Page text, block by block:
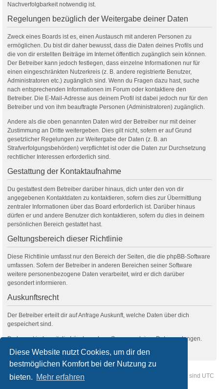
Diese Website nutzt Cookies, um dir den
bestmöglichen Komfort bei der Nutzung zu
bieten. Mehr erfahren
Nachverfolgbarkeit notwendig ist.
Regelungen bezüglich der Weitergabe deiner Daten
Zweck eines Boards ist es, einen Austausch mit anderen Personen zu
ermöglichen. Du bist dir daher bewusst, dass die Daten deines Profils und
die von dir erstellten Beiträge im Internet öffentlich zugänglich sein können.
Der Betreiber kann jedoch festlegen, dass einzelne Informationen nur für
einen eingeschränkten Nutzerkreis (z. B. andere registrierte Benutzer,
Administratoren etc.) zugänglich sind. Wenn du Fragen dazu hast, suche
nach entsprechenden Informationen im Forum oder kontaktiere den
Betreiber. Die E-Mail-Adresse aus deinem Profil ist dabei jedoch nur für den
Betreiber und von ihm beauftragte Personen (Administratoren) zugänglich.
Andere als die oben genannten Daten wird der Betreiber nur mit deiner
Zustimmung an Dritte weitergeben. Dies gilt nicht, sofern er auf Grund
gesetzlicher Regelungen zur Weitergabe der Daten (z. B. an
Strafverfolgungsbehörden) verpflichtet ist oder die Daten zur Durchsetzung
rechtlicher Interessen erforderlich sind.
Gestattung der Kontaktaufnahme
Du gestattest dem Betreiber darüber hinaus, dich unter den von dir
angegebenen Kontaktdaten zu kontaktieren, sofern dies zur Übermittlung
zentraler Informationen über das Board erforderlich ist. Darüber hinaus
dürfen er und andere Benutzer dich kontaktieren, sofern du dies in deinem
persönlichen Bereich gestattet hast.
Geltungsbereich dieser Richtlinie
Diese Richtlinie umfasst nur den Bereich der Seiten, die die phpBB-Software
umfassen. Sofern der Betreiber in anderen Bereichen seiner Software
weitere personenbezogene Daten verarbeitet, wird er dich darüber
gesondert informieren.
Auskunftsrecht
Der Betreiber erteilt dir auf Anfrage Auskunft, welche Daten über dich
gespeichert sind.
Du kannst jederzeit die Löschung bzw. Sperrung deiner Daten verlangen.
Foren-Übersicht Kontakt Alle Zeiten sind UTC